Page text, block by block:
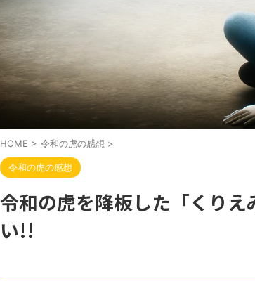
HOME > 令和の虎の感想 >
令和の虎の感想
令和の虎を降板した「くり
い!!